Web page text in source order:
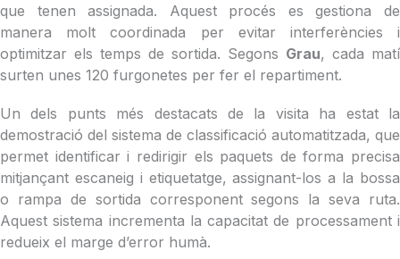
que tenen assignada. Aquest procés es gestiona de
manera molt coordinada per evitar interferències i
optimitzar els temps de sortida. Segons Grau, cada matí
surten unes 120 furgonetes per fer el repartiment.
Un dels punts més destacats de la visita ha estat la
demostració del sistema de classificació automatitzada, que
permet identificar i redirigir els paquets de forma precisa
mitjançant escaneig i etiquetatge, assignant-los a la bossa
o rampa de sortida corresponent segons la seva ruta.
Aquest sistema incrementa la capacitat de processament i
redueix el marge d’error humà.